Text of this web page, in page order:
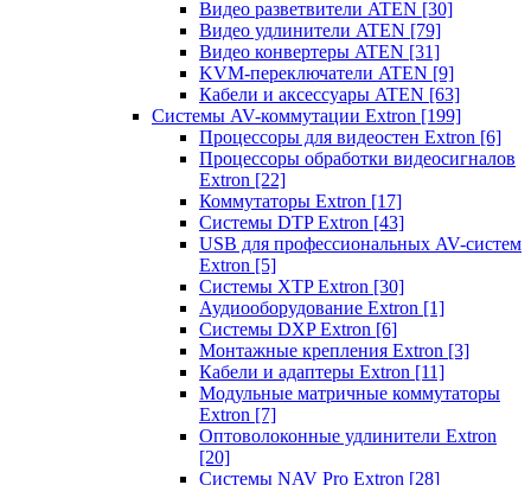
Видео разветвители ATEN [30]
Видео удлинители ATEN [79]
Видео конвертеры ATEN [31]
KVM-переключатели ATEN [9]
Кабели и аксессуары ATEN [63]
Системы AV-коммутации Extron [199]
Процессоры для видеостен Extron [6]
Процессоры обработки видеосигналов
Extron [22]
Коммутаторы Extron [17]
Системы DTP Extron [43]
USB для профессиональных AV-систем
Extron [5]
Системы XTP Extron [30]
Аудиооборудование Extron [1]
Системы DXP Extron [6]
Монтажные крепления Extron [3]
Кабели и адаптеры Extron [11]
Модульные матричные коммутаторы
Extron [7]
Оптоволоконные удлинители Extron
[20]
Системы NAV Pro Extron [28]